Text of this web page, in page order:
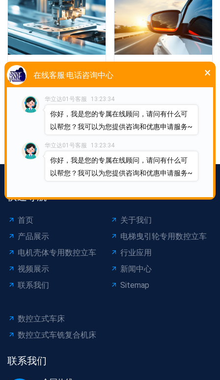
工程机械领域 汽车领域
共1页4条
快速导航
首页
关于我们
产品展示
电梯曳引轮专用数控立车
电机壳体专用数控立车
行业应用
视频展示
新闻中心
联系我们
Sitemap
数控立式车床
数控立式车铣复合机床
联系我们
在线客服·电话咨询中心 ×
华立达01号客服 13:23:34
你好，我是您的专属在线顾问，请问有什么可
以帮您？我可以为您提供咨询和优惠申请服务~
华立达01号客服 13:23:34
你好，我是您的专属在线顾问，请问有什么可
以帮您？我可以为您提供咨询和优惠申请服务~